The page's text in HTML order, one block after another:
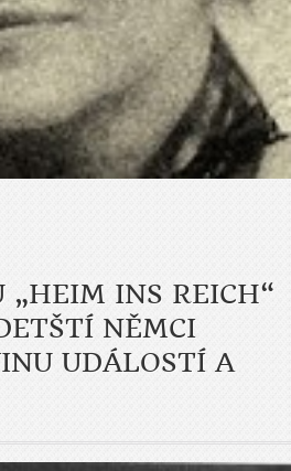
„HEIM INS REICH“
NĚMCI
UDÁLOSTÍ A